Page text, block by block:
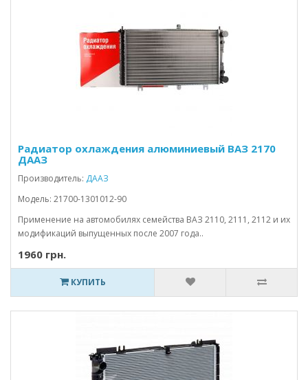
Радиатор охлаждения алюминиевый ВАЗ 2170
ДААЗ
Производитель: ДААЗ
Модель: 21700-1301012-90
Применение на автомобилях семейства ВАЗ 2110, 2111, 2112 и их
модификаций выпущенных после 2007 года..
1960 грн.
КУПИТЬ